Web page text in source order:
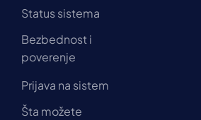
Status sistema
Bezbednost i
poverenje
Prijava na sistem
Šta možete